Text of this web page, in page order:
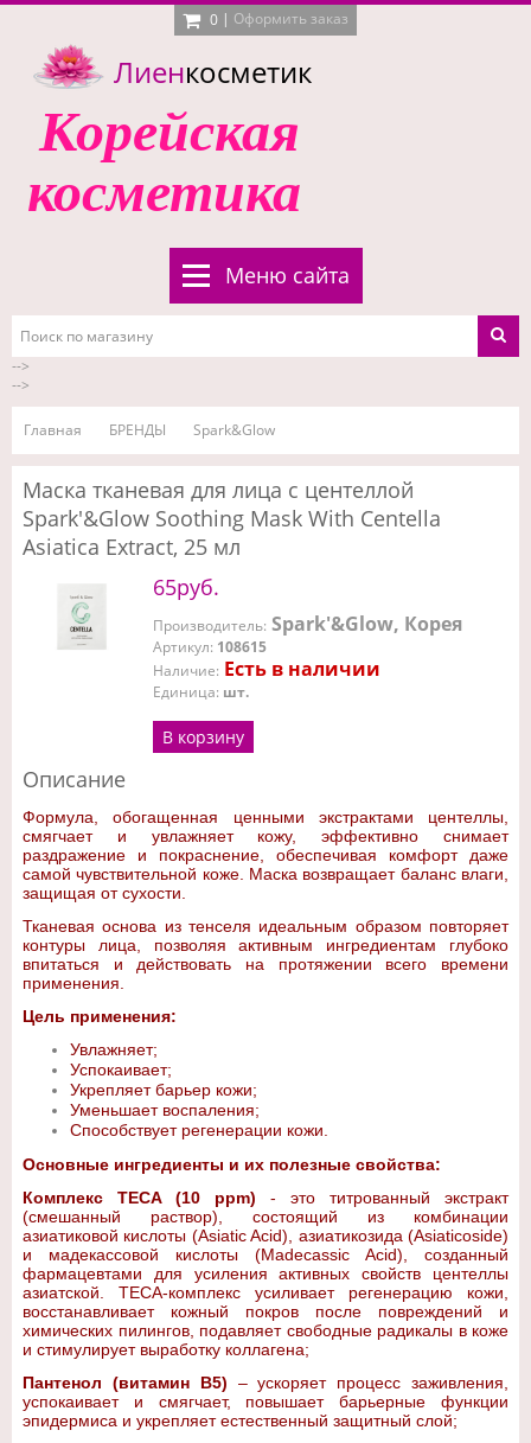
0 | Оформить заказ
Лиенкосметик
Корейская
косметика
Меню сайта
-->
-->
Главная БРЕНДЫ Spark&Glow
Маска тканевая для лица с центеллой
Spark'&Glow Soothing Mask With Centella
Asiatica Extract, 25 мл
65руб.
Производитель: Spark'&Glow, Корея
Артикул: 108615
Наличие: Есть в наличии
Единица: шт.
В корзину
Описание
Формула, обогащенная ценными экстрактами центеллы,
смягчает и увлажняет кожу, эффективно снимает
раздражение и покраснение, обеспечивая комфорт даже
самой чувствительной коже. Маска возвращает баланс влаги,
защищая от сухости.
Тканевая основа из тенселя идеальным образом повторяет
контуры лица, позволяя активным ингредиентам глубоко
впитаться и действовать на протяжении всего времени
применения.
Цель применения:
Увлажняет;
Успокаивает;
Укрепляет барьер кожи;
Уменьшает воспаления;
Способствует регенерации кожи.
Основные ингредиенты и их полезные свойства:
Комплекс TECA (10 ppm) - это титрованный экстракт
(смешанный раствор), состоящий из комбинации
азиатиковой кислоты (Asiatic Acid), азиатикозида (Asiaticoside)
и мадекассовой кислоты (Madecassic Acid), созданный
фармацевтами для усиления активных свойств центеллы
азиатской. TECA-комплекс усиливает регенерацию кожи,
восстанавливает кожный покров после повреждений и
химических пилингов, подавляет свободные радикалы в коже
и стимулирует выработку коллагена;
Пантенол (витамин B5) – ускоряет процесс заживления,
успокаивает и смягчает, повышает барьерные функции
эпидермиса и укрепляет естественный защитный слой;